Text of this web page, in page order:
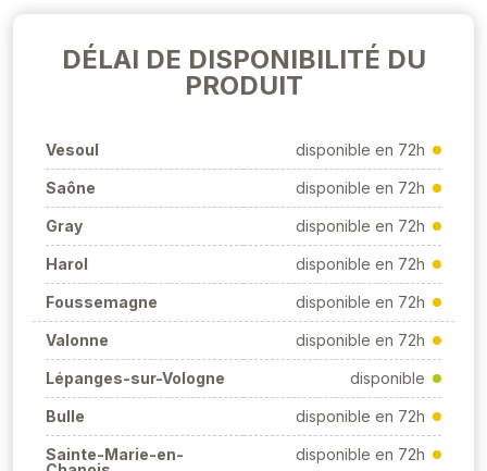
DÉLAI DE DISPONIBILITÉ DU
PRODUIT
Vesoul disponible en 72h
Saône disponible en 72h
Gray disponible en 72h
Harol disponible en 72h
Foussemagne disponible en 72h
Valonne disponible en 72h
Lépanges-sur-Vologne disponible
Bulle disponible en 72h
Sainte-Marie-en-
disponible en 72h